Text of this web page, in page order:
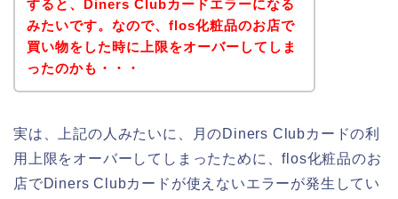
すると、Diners Clubカードエラーになる
みたいです。なので、flos化粧品のお店で
買い物をした時に上限をオーバーしてしま
ったのかも・・・
実は、上記の人みたいに、月のDiners Clubカードの利
用上限をオーバーしてしまったために、flos化粧品のお
店でDiners Clubカードが使えないエラーが発生してい